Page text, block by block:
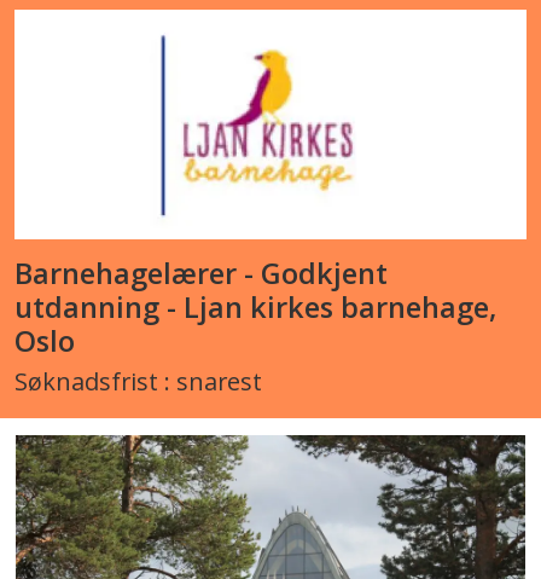
Barnehagelærer - Godkjent
utdanning - Ljan kirkes barnehage,
Oslo
Søknadsfrist : snarest